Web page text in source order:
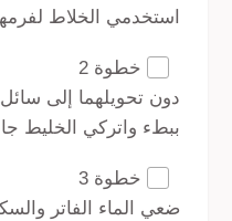
استخدمي الخلاط
خطوة 2
دون تحويلهما إلى
ببطء واتركي الخليط
خطوة 3
ضعي الماء الفاتر